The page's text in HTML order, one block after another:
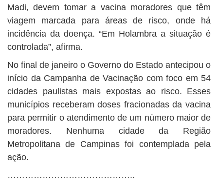
Madi, devem tomar a vacina moradores que têm
viagem marcada para áreas de risco, onde há
incidência da doença. “Em Holambra a situação é
controlada”, afirma.
No final de janeiro o Governo do Estado antecipou o
início da Campanha de Vacinação com foco em 54
cidades paulistas mais expostas ao risco. Esses
municípios receberam doses fracionadas da vacina
para permitir o atendimento de um número maior de
moradores. Nenhuma cidade da Região
Metropolitana de Campinas foi contemplada pela
ação.
……………………………………..